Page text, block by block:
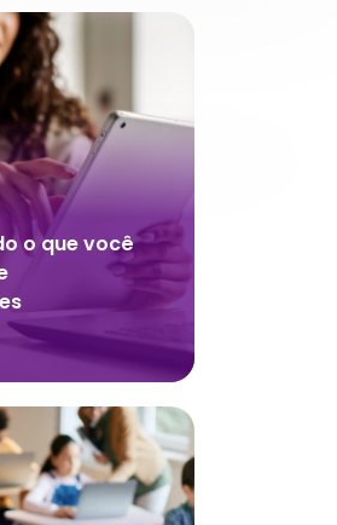
o que você